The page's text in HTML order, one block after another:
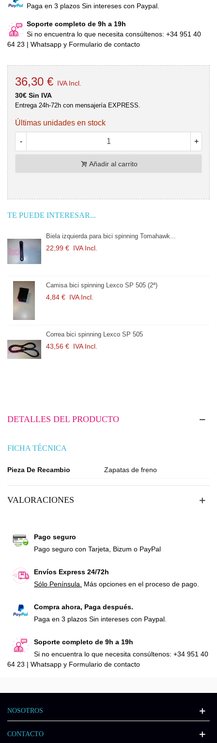
Paga en 3 plazos Sin intereses con Paypal.
Soporte completo de 9h a 19h
Si no encuentra lo que necesita consúltenos: +34 951 40
64 23 | Whatsapp y Formulario de contacto
36,30 € IVA Incl.
30€ Sin IVA
Entrega 24h-72h con mensajería EXPRESS.
Últimas unidades en stock
- +
Añadir al carrito
TE PUEDE INTERESAR...
Biela izquierda para bici spinning Tomahawk...
22,99 € IVA Incl.
Camisa bici spinning Lexco SP 505 (2ª)
4,84 € IVA Incl.
Correa bici spinning Lexco SP 505
43,56 € IVA Incl.
DETALLES DEL PRODUCTO
FICHA TÉCNICA
Pieza De Recambio Zapatas de freno
VALORACIONES
Pago seguro
Pago seguro con Tarjeta, Bizum o PayPal
Envíos Express 24/72h
Sólo Península. Más opciones en el proceso de pago.
Compra ahora, Paga después.
Paga en 3 plazos Sin intereses con Paypal.
Soporte completo de 9h a 19h
Si no encuentra lo que necesita consúltenos: +34 951 40
64 23 | Whatsapp y Formulario de contacto
NOSOTROS
CONTACTO